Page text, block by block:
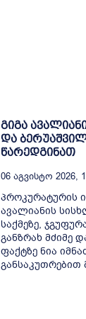
გიგა
და
წარედგინათ
06 Აგვისტო 2026,
პროკურატურის
ავალიანის
საქმეზე,
განზრახ მძიმე
ფაქტზე ნია
განსაკუთრებით